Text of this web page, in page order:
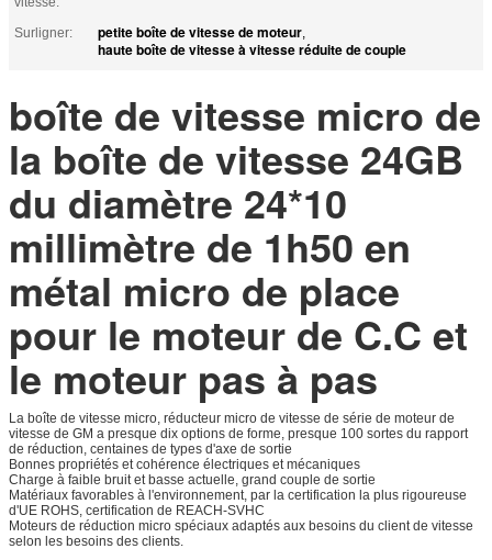
Surligner: petite boîte de vitesse de moteur,
haute boîte de vitesse à vitesse réduite de couple
boîte de vitesse micro de
la boîte de vitesse 24GB
du diamètre 24*10
millimètre de 1h50 en
métal micro de place
pour le moteur de C.C et
le moteur pas à pas
La boîte de vitesse micro, réducteur micro de vitesse de série de moteur de
vitesse de GM a presque dix options de forme, presque 100 sortes du rapport
de réduction, centaines de types d'axe de sortie
Bonnes propriétés et cohérence électriques et mécaniques
Charge à faible bruit et basse actuelle, grand couple de sortie
Matériaux favorables à l'environnement, par la certification la plus rigoureuse
d'UE ROHS, certification de REACH-SVHC
Moteurs de réduction micro spéciaux adaptés aux besoins du client de vitesse
selon les besoins des clients.